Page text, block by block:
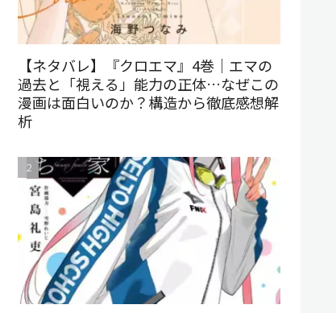
【ネタバレ】『クロエマ』4巻｜エマの
過去と「視える」能力の正体…なぜこの
漫画は面白いのか？構造から徹底感想解
析